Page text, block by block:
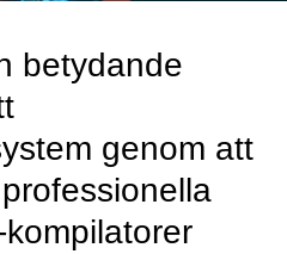
betydande
genom att